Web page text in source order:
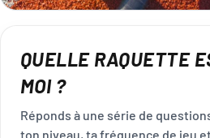
QUELLE RAQUETTE
MOI ?
Réponds à une série de
ton niveau, ta fréquence de jeu